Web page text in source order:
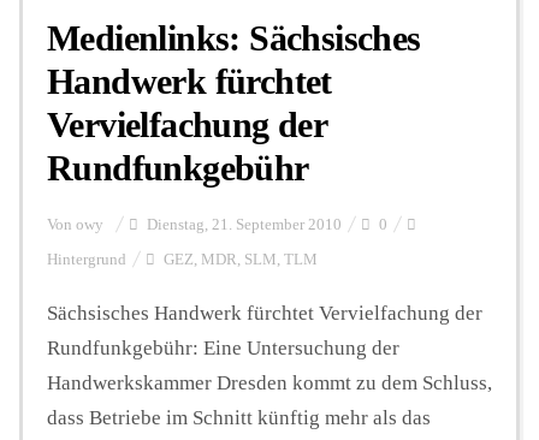
Medienlinks: Sächsisches
Handwerk fürchtet
Vervielfachung der
Rundfunkgebühr
Von owy Dienstag, 21. September 2010 0
Hintergrund GEZ, MDR, SLM, TLM
Sächsisches Handwerk fürchtet Vervielfachung der
Rundfunkgebühr: Eine Untersuchung der
Handwerkskammer Dresden kommt zu dem Schluss,
dass Betriebe im Schnitt künftig mehr als das